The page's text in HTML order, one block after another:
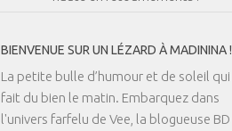
BIENVENUE SUR UN LÉZARD À MADININA !
La petite bulle d’humour et de soleil qui
fait du bien le matin. Embarquez dans
l'univers farfelu de Vee, la blogueuse BD